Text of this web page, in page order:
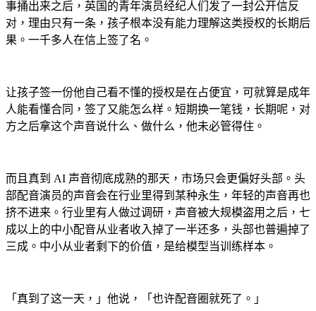
事捅出来之后，英国的青年演员经纪人们发了一封公开信反
对，理由只有一条，孩子根本没有能力理解这类授权的长期后
果。一千多人在信上签了名。
让孩子签一份他自己看不懂的授权是在占便宜，可就算是成年
人能看懂合同，签了又能怎么样。短期换一笔钱，长期呢，对
方之后拿这个声音说什么、做什么，他未必管得住。
而且真到 AI 声音彻底成熟的那天，市场只会更偏好头部。头
部配音演员的声音会在行业里得到某种永生，年轻的声音再也
挤不进来。行业里有人做过调研，声音被大规模盗用之后，七
成以上的中小配音从业者收入掉了一半还多，头部也普遍掉了
三成。中小从业者剩下的价值，是给模型当训练样本。
「真到了这一天，」他说，「也许配音圈就死了。」